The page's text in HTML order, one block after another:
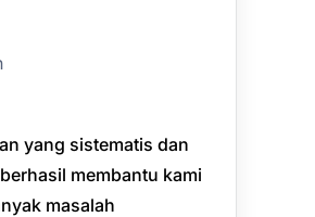
yang sistematis dan
membantu kami
masalah